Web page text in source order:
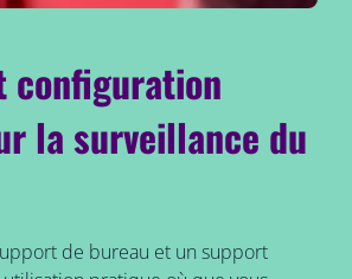
configuration
la surveillance du
de bureau et un support